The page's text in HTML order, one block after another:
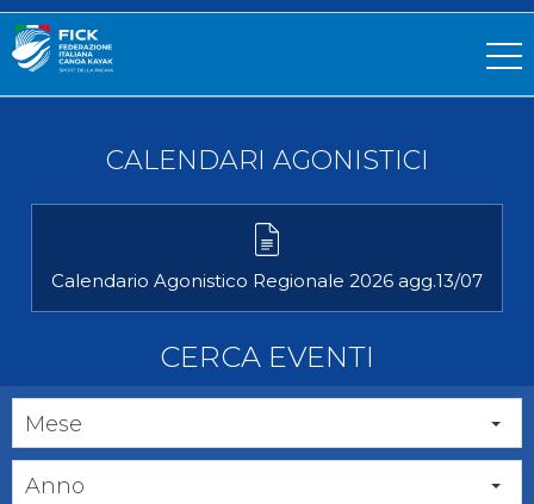
CALENDARI AGONISTICI
Calendario Agonistico Regionale 2026 agg.13/07
CERCA EVENTI
Mese
Anno